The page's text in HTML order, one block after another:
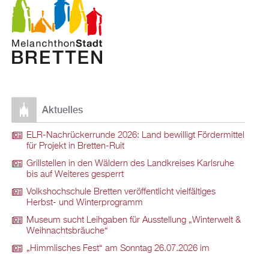
Aktuelles
ELR-Nachrückerrunde 2026: Land bewilligt Fördermittel
für Projekt in Bretten-Ruit
Grillstellen in den Wäldern des Landkreises Karlsruhe
bis auf Weiteres gesperrt
Volkshochschule Bretten veröffentlicht vielfältiges
Herbst- und Winterprogramm
Museum sucht Leihgaben für Ausstellung „Winterwelt &
Weihnachtsbräuche“
„Himmlisches Fest“ am Sonntag 26.07.2026 im